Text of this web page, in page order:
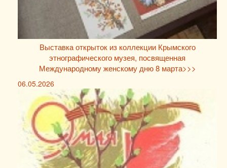
Выставка открыток из коллекции Крымского
этнографического музея, посвященная
Международному женскому дню 8 марта>>>
06.05.2026